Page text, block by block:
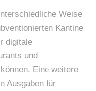
Weise
Kantine
digitale
und
Eine weitere
Ausgaben für